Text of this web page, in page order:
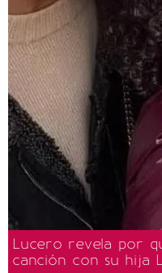
Lucero revela por
canción con su hija